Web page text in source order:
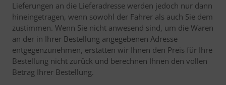
Lieferungen an die Lieferadresse werden jedoch nur dann
hineingetragen, wenn sowohl der Fahrer als auch Sie dem
zustimmen. Wenn Sie nicht anwesend sind, um die Waren
an der in Ihrer Bestellung angegebenen Adresse
entgegenzunehmen, erstatten wir Ihnen den Preis für Ihre
Bestellung nicht zurück und berechnen Ihnen den vollen
Betrag Ihrer Bestellung.